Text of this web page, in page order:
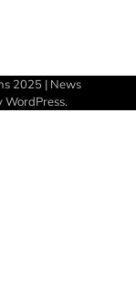
2025| News
WordPress.